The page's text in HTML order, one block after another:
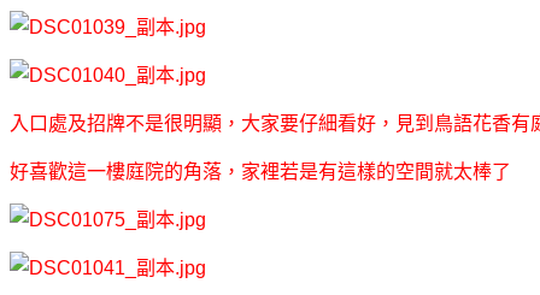
入口處及招牌不是很明顯，大家要仔細看好，見到鳥語花香有
好喜歡這一樓庭院的角落，家裡若是有這樣的空間就太棒了